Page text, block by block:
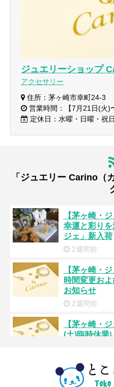
ジュエリーショップ
アクセサリー
住所：茅ヶ崎市幸町24-3
営業時間：【7月21日(火)
定休日：水曜・日曜・祝
「ジュエリー Carino（
【茅ヶ崎・
幸運と彩り
ジェ」新入荷
2週間前
【茅ヶ崎・
時間変更お
お知らせ
2週間前
【茅ヶ崎・
(土)臨時休業
【茅ヶ崎・ジ
(金)臨時休業